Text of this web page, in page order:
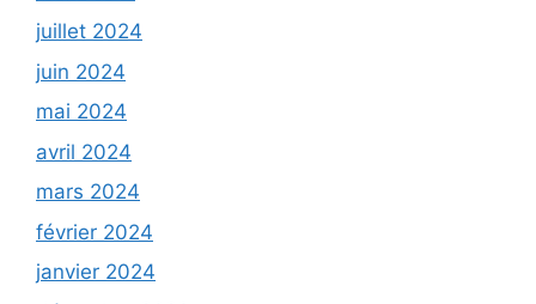
juillet 2024
juin 2024
mai 2024
avril 2024
mars 2024
février 2024
janvier 2024